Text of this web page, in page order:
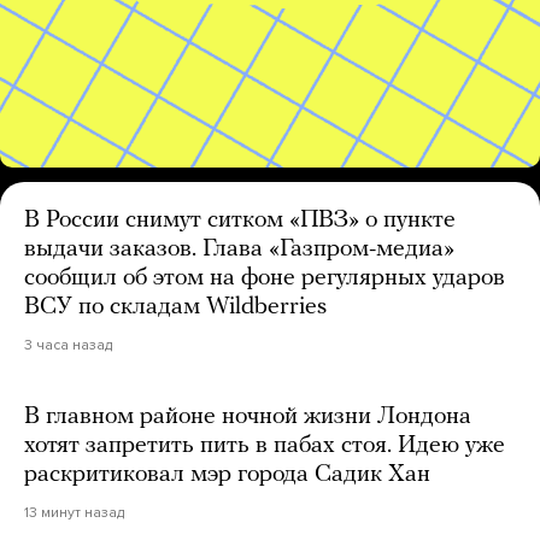
В России снимут ситком «ПВЗ» о пункте
выдачи заказов. Глава «Газпром-медиа»
сообщил об этом на фоне регулярных ударов
ВСУ по складам Wildberries
3 часа назад
В главном районе ночной жизни Лондона
хотят запретить пить в пабах стоя. Идею уже
раскритиковал мэр города Садик Хан
13 минут назад